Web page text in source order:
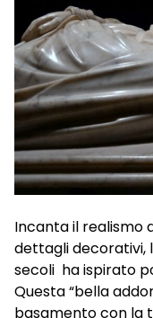
Incanta il realismo
dettagli decorativi,
secoli ha ispirato
Questa “bella
basamento con la